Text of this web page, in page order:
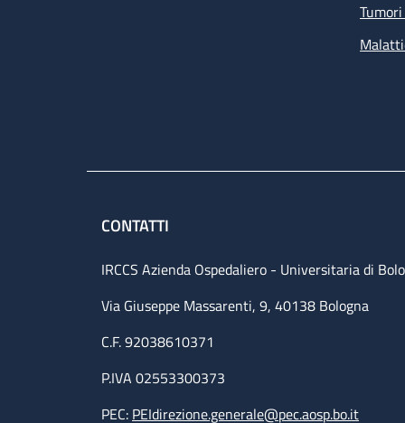
CONTATTI
IRCCS Azienda Ospedaliero - Universitaria di
Via Giuseppe Massarenti, 9, 40138 Bologna
C.F. 92038610371
P.IVA 02553300373
PEC: PEIdirezione.generale@pec.aosp.bo.it